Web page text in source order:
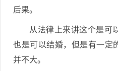
后果。
从法律上来讲这个是可
也是可以结婚，但是有一定
并不大。